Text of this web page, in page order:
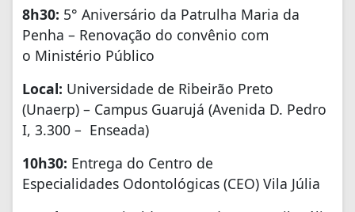
8h30: 5° Aniversário da Patrulha Maria da
Penha – Renovação do convênio com
o Ministério Público
Local: Universidade de Ribeirão Preto
(Unaerp) – Campus Guarujá (Avenida D. Pedro
I, 3.300 – Enseada)
10h30: Entrega do Centro de
Especialidades Odontológicas (CEO) Vila Júlia